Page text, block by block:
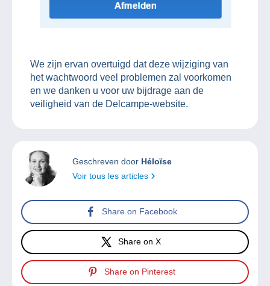
We zijn ervan overtuigd dat deze wijziging van
het wachtwoord veel problemen zal voorkomen
en we danken u voor uw bijdrage aan de
veiligheid van de Delcampe-website.
Geschreven door Héloïse
Voir tous les articles
Share on Facebook
Share on X
Share on Pinterest